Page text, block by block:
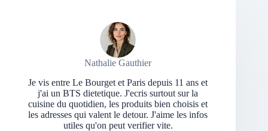
Nathalie Gauthier
Je vis entre Le Bourget et Paris depuis 11 ans et
j'ai un BTS dietetique. J'ecris surtout sur la
cuisine du quotidien, les produits bien choisis et
les adresses qui valent le detour. J'aime les infos
utiles qu'on peut verifier vite.